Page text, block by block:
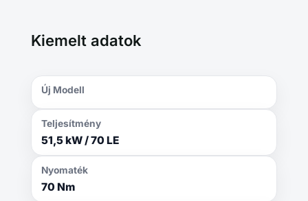
Kiemelt adatok
Új Modell
Teljesítmény
51,5 kW / 70 LE
Nyomaték
70 Nm